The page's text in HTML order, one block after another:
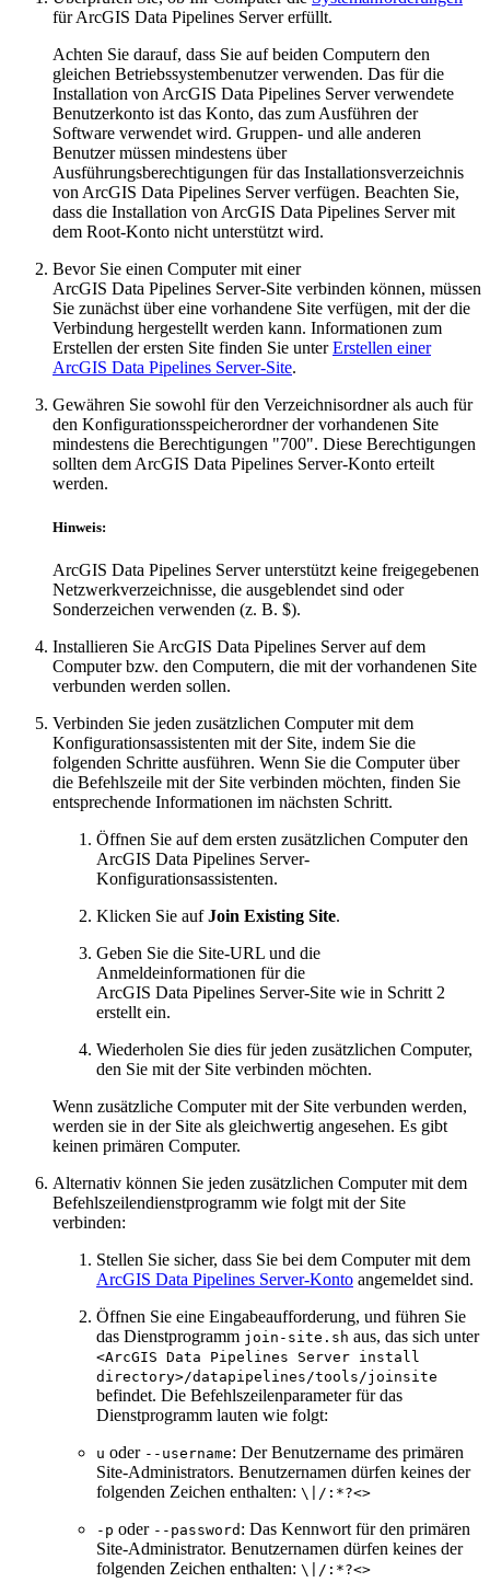
für ArcGIS Data Pipelines Server erfüllt.
Achten Sie darauf, dass Sie auf beiden Computern den
gleichen Betriebssystembenutzer verwenden. Das für die
Installation von ArcGIS Data Pipelines Server verwendete
Benutzerkonto ist das Konto, das zum Ausführen der
Software verwendet wird. Gruppen- und alle anderen
Benutzer müssen mindestens über
Ausführungsberechtigungen für das Installationsverzeichnis
von ArcGIS Data Pipelines Server verfügen. Beachten Sie,
dass die Installation von ArcGIS Data Pipelines Server mit
dem Root-Konto nicht unterstützt wird.
Bevor Sie einen Computer mit einer
ArcGIS Data Pipelines Server-Site verbinden können, müssen
Sie zunächst über eine vorhandene Site verfügen, mit der die
Verbindung hergestellt werden kann. Informationen zum
Erstellen der ersten Site finden Sie unterErstellen einer
ArcGIS Data Pipelines Server-Site.
Gewähren Sie sowohl für den Verzeichnisordner als auch für
den Konfigurationsspeicherordner der vorhandenen Site
mindestens die Berechtigungen "700". Diese Berechtigungen
sollten dem ArcGIS Data Pipelines Server-Konto erteilt
werden.
Hinweis:
ArcGIS Data Pipelines Server unterstützt keine freigegebenen
Netzwerkverzeichnisse, die ausgeblendet sind oder
Sonderzeichen verwenden (z. B. $).
Installieren Sie ArcGIS Data Pipelines Server auf dem
Computer bzw. den Computern, die mit der vorhandenen Site
verbunden werden sollen.
Verbinden Sie jeden zusätzlichen Computer mit dem
Konfigurationsassistenten mit der Site, indem Sie die
folgenden Schritte ausführen. Wenn Sie die Computer über
die Befehlszeile mit der Site verbinden möchten, finden Sie
entsprechende Informationen im nächsten Schritt.
Öffnen Sie auf dem ersten zusätzlichen Computer den
ArcGIS Data Pipelines Server-
Konfigurationsassistenten.
Klicken Sie aufJoin Existing Site.
Geben Sie die Site-URL und die
Anmeldeinformationen für die
ArcGIS Data Pipelines Server-Site wie in Schritt 2
erstellt ein.
Wiederholen Sie dies für jeden zusätzlichen Computer,
den Sie mit der Site verbinden möchten.
Wenn zusätzliche Computer mit der Site verbunden werden,
werden sie in der Site als gleichwertig angesehen. Es gibt
keinen primären Computer.
Alternativ können Sie jeden zusätzlichen Computer mit dem
Befehlszeilendienstprogramm wie folgt mit der Site
verbinden:
Stellen Sie sicher, dass Sie bei dem Computer mit dem
ArcGIS Data Pipelines Server-Konto angemeldet sind.
Öffnen Sie eine Eingabeaufforderung, und führen Sie
das Dienstprogramm join-site.sh aus, das sich unter
<ArcGIS Data Pipelines Server install
directory>/datapipelines/tools/joinsite
befindet. Die Befehlszeilenparameter für das
Dienstprogramm lauten wie folgt:
u oder --username: Der Benutzername des primären
Site-Administrators. Benutzernamen dürfen keines der
folgenden Zeichen enthalten: \|/:*?<>
-p oder --password : Das Kennwort für den primären
Site-Administrator. Benutzernamen dürfen keines der
folgenden Zeichen enthalten: \|/:*?<>